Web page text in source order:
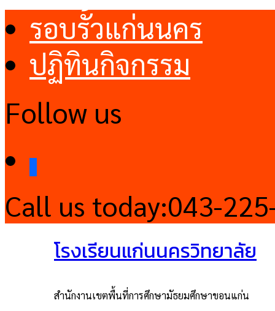
รอบรั้วแก่นนคร
ปฏิทินกิจกรรม
Follow us
Call us today:043-
โรงเรียนแก่นนครวิทยาลัย
สำนักงานเขตพื้นที่การศึกษามัธยมศึกษาขอนแก่น